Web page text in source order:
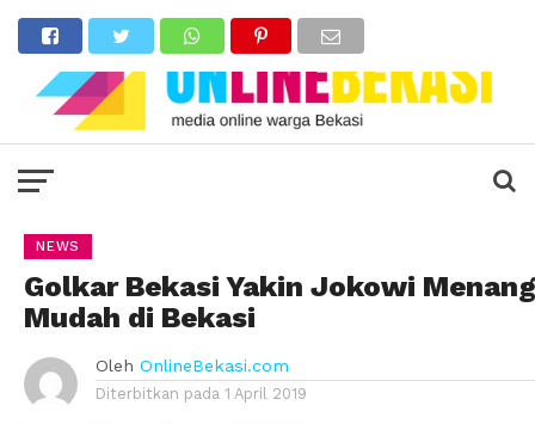
NEWS
Golkar Bekasi Yakin Jokowi Menang
Mudah di Bekasi
Oleh OnlineBekasi.com
Diterbitkan pada 1 April 2019